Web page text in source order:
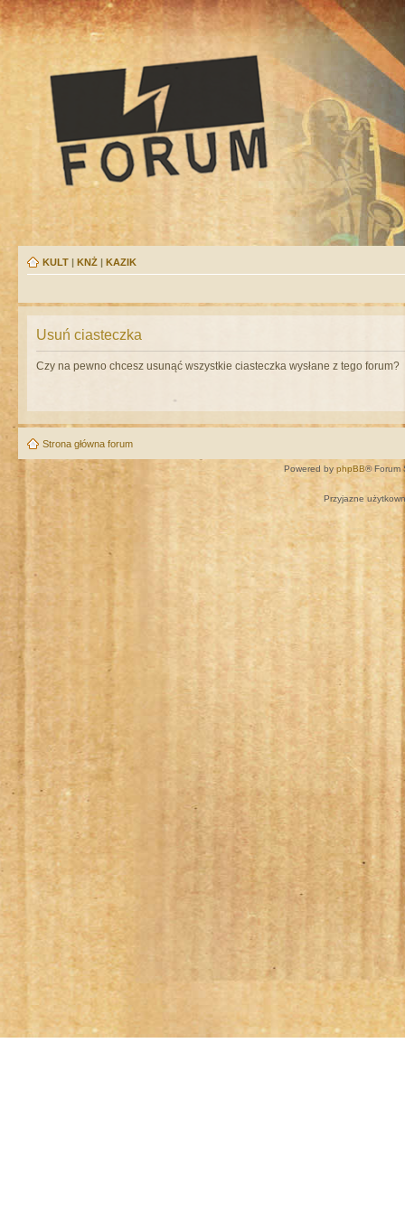
KULT | KNŻ | KAZIK
Usuń ciasteczka
Czy na pewno chcesz usunąć wszystkie ciasteczka wysłane z tego forum?
Strona główna forum
Powered by phpBB® Forum
Przyjazne